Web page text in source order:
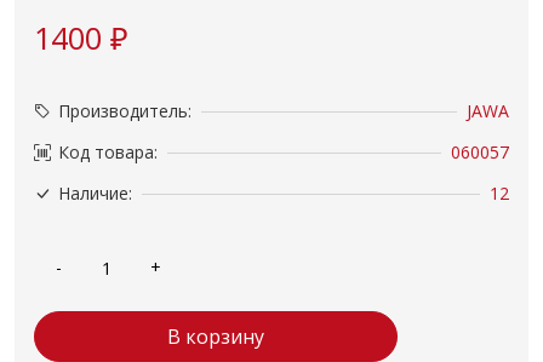
1400 ₽
Производитель:
JAWA
Код товара:
060057
Наличие:
12
В корзину